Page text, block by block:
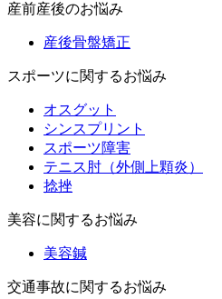
産前産後のお悩み
産後骨盤矯正
スポーツに関するお悩み
オスグット
シンスプリント
スポーツ障害
テニス肘（外側上顆炎）
捻挫
美容に関するお悩み
美容鍼
交通事故に関するお悩み